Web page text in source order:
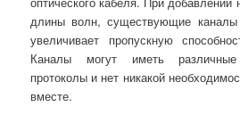
длины волн, существующие каналы
увеличивает пропускную
Каналы могут иметь
протоколы и нет никакой
вместе.